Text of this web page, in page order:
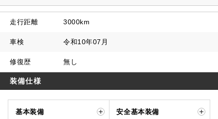
走行距離 3000km
車検 令和10年07月
修復歴 無し
装備仕様
基本装備 安全基本装備